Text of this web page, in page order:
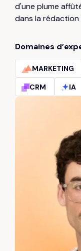
d'une plume
dans la
Domaines
MARKETING
CRM IA